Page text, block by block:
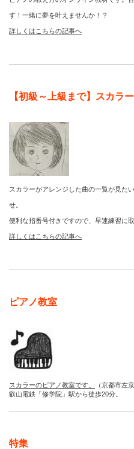
す！一緒に夢を叶えませんか！？
詳しくはこちらの記事へ
【初級～上級まで】スカラ
スカラーがアレンジした曲の一覧が見た
せ。
便利な指番号付きですので、早速練習に
詳しくはこちらの記事へ
ピアノ教室
スカラーのピアノ教室です。
（京都市左
叡山電鉄「修学院」駅から徒歩20分。
特集